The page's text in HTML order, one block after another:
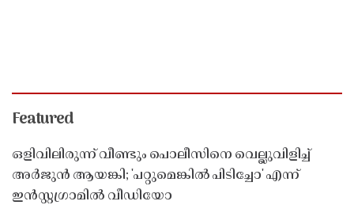
Featured
ഒളിവിലിരുന്ന് വീണ്ടും പൊലീസിനെ വെല്ലുവിളിച്ച്
അർജുൻ ആയങ്കി; 'പറ്റുമെങ്കിൽ പിടിച്ചോ' എന്ന്
ഇൻസ്റ്റഗ്രാമിൽ വീഡിയോ